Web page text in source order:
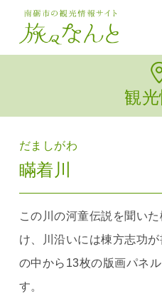
観
だましがわ
瞞着川
この川の河童伝説を聞い
け、川沿いには棟方志功が
の中から13枚の版画パネ
す。